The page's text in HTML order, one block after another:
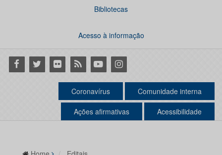
Bibliotecas
Acesso à informação
Facebook
Twitter Flickr RSS YoutubeInstagram
Coronavírus Comunidade interna
Ações afirmativas Acessibilidade